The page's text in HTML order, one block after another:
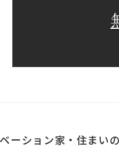
ーション家・住まい